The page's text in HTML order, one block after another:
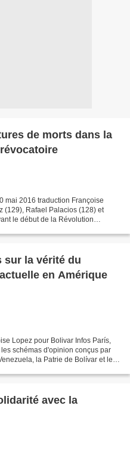
de morts dans la
mai 2016 traduction Françoise
(129), Rafael Palacios (128) et
le début de la Révolution
sur la vérité du
en Amérique
Lopez pour Bolivar Infos París,
schémas d'opinion conçus par
la Patrie de Bolívar et le
avec la